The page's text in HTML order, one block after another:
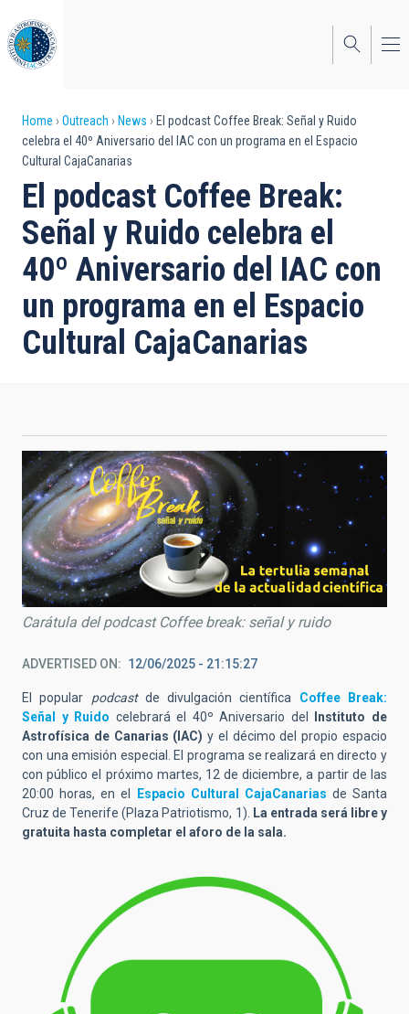
to
main
content
Breadcrumb
Home Outreach News
El podcast Coffee Break: Señal y Ruido
celebra el 40º Aniversario del IAC con un programa en el Espacio
Cultural CajaCanarias
El podcast Coffee Break:
Señal y Ruido celebra el
40º Aniversario del IAC con
un programa en el Espacio
Cultural CajaCanarias
Carátula del podcast Coffee break: señal y ruido
ADVERTISED ON 12/06/2025 - 21:15:27
El popular podcastde divulgación científica Coffee Break:
Señal y Ruido celebrará el 40º Aniversario del
Instituto de
Astrofísica de Canarias (IAC) y el décimo del propio espacio
con una emisión especial. El programa se realizará en directo y
con público el próximo martes, 12 de diciembre, a partir de las
20:00 horas, en el
Espacio Cultural CajaCanarias de Santa
Cruz de Tenerife (Plaza Patriotismo, 1). La entrada será libre y
gratuita hasta completar el aforo de la sala.